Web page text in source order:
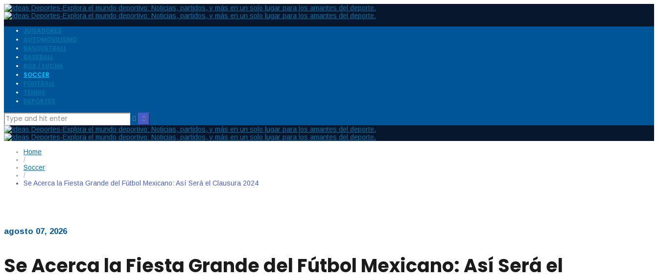
JUGADORES
AUTOMOVILISMO
BASQUETBALL
BASEBALL
BOX / LUCHA
SOCCER
FOOTBALL
TENNIS
DEPORTES
Home
/
Soccer
/
Se Acerca la Fiesta Grande del Fútbol Mexicano: Así Será el Clausura 2024
agosto 07, 2026
Se Acerca la Fiesta Grande del Fútbol Mexicano: Así Será el